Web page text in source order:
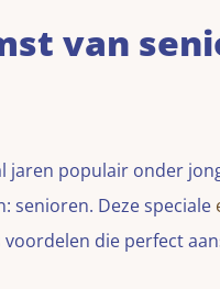
van
jaren populair onder
senioren. Deze speciale
voordelen die perfect